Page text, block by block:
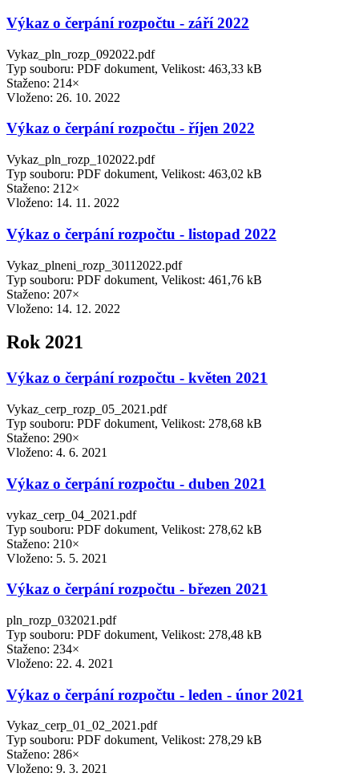
Výkaz o čerpání rozpočtu - září 2022
Vykaz_pln_rozp_092022.pdf
Typ souboru: PDF dokument, Velikost: 463,33 kB
Staženo: 214×
Vloženo: 26. 10. 2022
Výkaz o čerpání rozpočtu - říjen 2022
Vykaz_pln_rozp_102022.pdf
Typ souboru: PDF dokument, Velikost: 463,02 kB
Staženo: 212×
Vloženo: 14. 11. 2022
Výkaz o čerpání rozpočtu - listopad 2022
Vykaz_plneni_rozp_30112022.pdf
Typ souboru: PDF dokument, Velikost: 461,76 kB
Staženo: 207×
Vloženo: 14. 12. 2022
Rok 2021
Výkaz o čerpání rozpočtu - květen 2021
Vykaz_cerp_rozp_05_2021.pdf
Typ souboru: PDF dokument, Velikost: 278,68 kB
Staženo: 290×
Vloženo: 4. 6. 2021
Výkaz o čerpání rozpočtu - duben 2021
vykaz_cerp_04_2021.pdf
Typ souboru: PDF dokument, Velikost: 278,62 kB
Staženo: 210×
Vloženo: 5. 5. 2021
Výkaz o čerpání rozpočtu - březen 2021
pln_rozp_032021.pdf
Typ souboru: PDF dokument, Velikost: 278,48 kB
Staženo: 234×
Vloženo: 22. 4. 2021
Výkaz o čerpání rozpočtu - leden - únor 2021
Vykaz_cerp_01_02_2021.pdf
Typ souboru: PDF dokument, Velikost: 278,29 kB
Staženo: 286×
Vloženo: 9. 3. 2021